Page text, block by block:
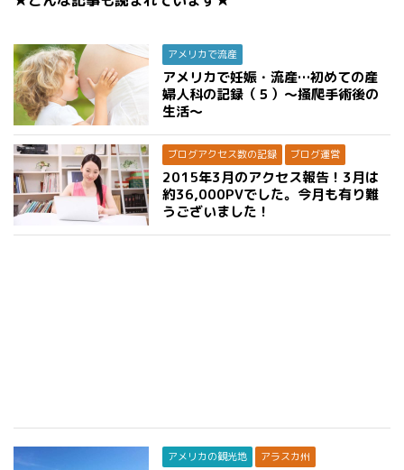
アメリカで流産
アメリカで妊娠・流産…初めての産
婦人科の記録（５）〜掻爬手術後の
生活〜
ブログアクセス数の記録 ブログ運営
2015年3月のアクセス報告！3月は
約36,000PVでした。今月も有り難
うございました！
アメリカの観光地 アラスカ州